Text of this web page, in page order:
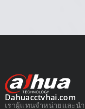
Dahuacctvhai.com
เราผู้แทนจำหน่ายและน